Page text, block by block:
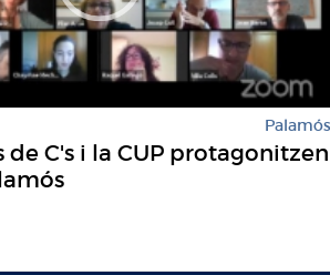
Palamós
de C's i la CUP protagonitzen